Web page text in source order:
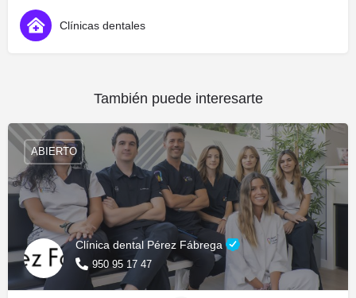
Clínicas dentales
También puede interesarte
Clínica dental Pérez Fábrega
950 95 17 47
ABIERTO